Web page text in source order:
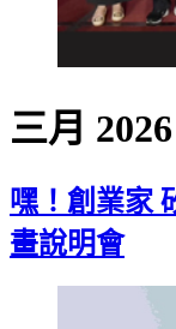
三月 2026
嘿！創業家
畫說明會